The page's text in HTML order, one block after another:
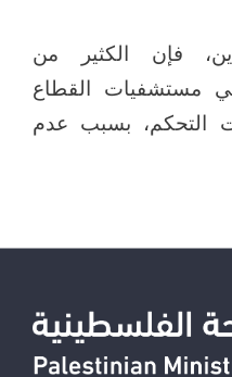
فإن الكثير من
في مستشفيات القطاع
التحكم، بسبب عدم